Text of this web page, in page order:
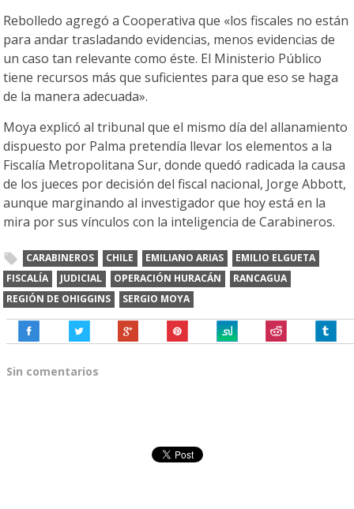
Rebolledo agregó a Cooperativa que «los fiscales no están
para andar trasladando evidencias, menos evidencias de
un caso tan relevante como éste. El Ministerio Público
tiene recursos más que suficientes para que eso se haga
de la manera adecuada».
Moya explicó al tribunal que el mismo día del allanamiento
dispuesto por Palma pretendía llevar los elementos a la
Fiscalía Metropolitana Sur, donde quedó radicada la causa
de los jueces por decisión del fiscal nacional, Jorge Abbott,
aunque marginando al investigador que hoy está en la
mira por sus vínculos con la inteligencia de Carabineros.
CARABINEROS CHILE EMILIANO ARIAS
EMILIO ELGUETA
FISCALÍA
JUDICIAL OPERACIÓN HURACÁN
RANCAGUA
REGIÓN DE OHIGGINS
SERGIO MOYA
Sin comentarios